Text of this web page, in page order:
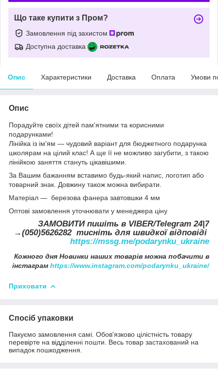
Що таке купити з Пром?
Замовлення під захистом
Доступна доставка
Опис Характеристики Доставка Оплата Умови
Опис
Порадуйте своїх дітей пам'ятними та корисними
подарунками!
Лінійка із ім'ям — чудовий варіант для бюджетного подарунка
школярам на цілий клас! А ще її не можливо загубити, з такою
лінійкою заняття стануть цікавішими.
За Вашим бажанням вставимо будь-який напис, логотип або
товарний знак. Довжину також можна вибирати.
Матеріал — березова фанера завтовшки 4 мм
Оптові замовлення уточнювати у менеджера ціну
ЗАМОВИТИ пишіть в VIBER/Telegram 24|7
→(050)5626282 тисніть для швидкої відповіді
https://mssg.me/podarynku_ukraine
Кожного дня Новинки наших товарів можна побачити в
інстаграм https://www.instagram.com/podarynku_ukraine/
Приховати
Спосіб упаковки
Пакуємо замовлення самі. Обов'язково цілістність товару
перевірте на відділенні пошти. Весь товар застахований на
випадок пошкодження.